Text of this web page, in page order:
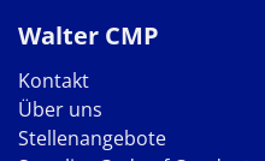
Walter CMP
Kontakt
Über uns
Stellenangebote